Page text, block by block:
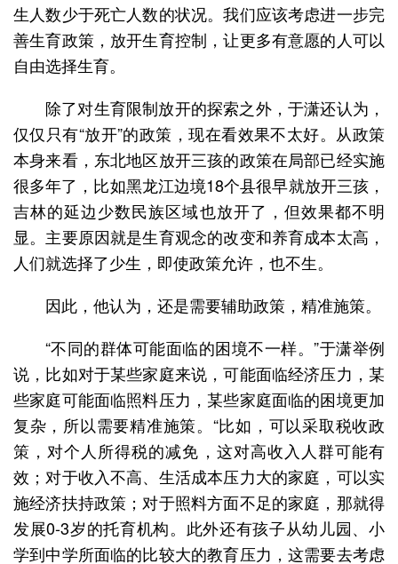
生人数少于死亡人数的状况。我们应该考虑进一步完
善生育政策，放开生育控制，让更多有意愿的人可以
自由选择生育。
除了对生育限制放开的探索之外，于潇还认为，
仅仅只有“放开”的政策，现在看效果不太好。从政策
本身来看，东北地区放开三孩的政策在局部已经实施
很多年了，比如黑龙江边境18个县很早就放开三孩，
吉林的延边少数民族区域也放开了，但效果都不明
显。主要原因就是生育观念的改变和养育成本太高，
人们就选择了少生，即使政策允许，也不生。
因此，他认为，还是需要辅助政策，精准施策。
“不同的群体可能面临的困境不一样。”于潇举例
说，比如对于某些家庭来说，可能面临经济压力，某
些家庭可能面临照料压力，某些家庭面临的困境更加
复杂，所以需要精准施策。“比如，可以采取税收政
策，对个人所得税的减免，这对高收入人群可能有
效；对于收入不高、生活成本压力大的家庭，可以实
施经济扶持政策；对于照料方面不足的家庭，那就得
发展0-3岁的托育机构。此外还有孩子从幼儿园、小
学到中学所面临的比较大的教育压力，这需要去考虑